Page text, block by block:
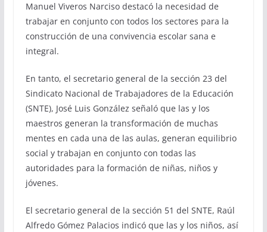
Manuel Viveros Narciso destacó la necesidad de
trabajar en conjunto con todos los sectores para la
construcción de una convivencia escolar sana e
integral.
En tanto, el secretario general de la sección 23 del
Sindicato Nacional de Trabajadores de la Educación
(SNTE), José Luis González señaló que las y los
maestros generan la transformación de muchas
mentes en cada una de las aulas, generan equilibrio
social y trabajan en conjunto con todas las
autoridades para la formación de niñas, niños y
jóvenes.
El secretario general de la sección 51 del SNTE, Raúl
Alfredo Gómez Palacios indicó que las y los niños, así